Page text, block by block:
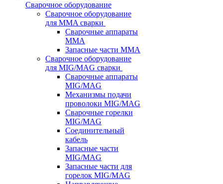
Сварочное оборудование
Сварочное оборудование
для MMA сварки
Сварочные аппараты
MMA
Запасные части MMA
Сварочное оборудование
для MIG/MAG сварки
Сварочные аппараты
MIG/MAG
Механизмы подачи
проволоки MIG/MAG
Сварочные горелки
MIG/MAG
Соединительный
кабель
Запасные части
MIG/MAG
Запасные части для
горелок MIG/MAG